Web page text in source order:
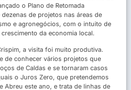
o Plano de Retomada
de projetos nas áreas de
e agronegócios, com o intuito de
da economia local.
a visita foi muito produtiva.
de conhecer vários projetos que
de Caldas e se tornaram casos
o Juros Zero, que pretendemos
Abreu este ano, e trata de linhas de